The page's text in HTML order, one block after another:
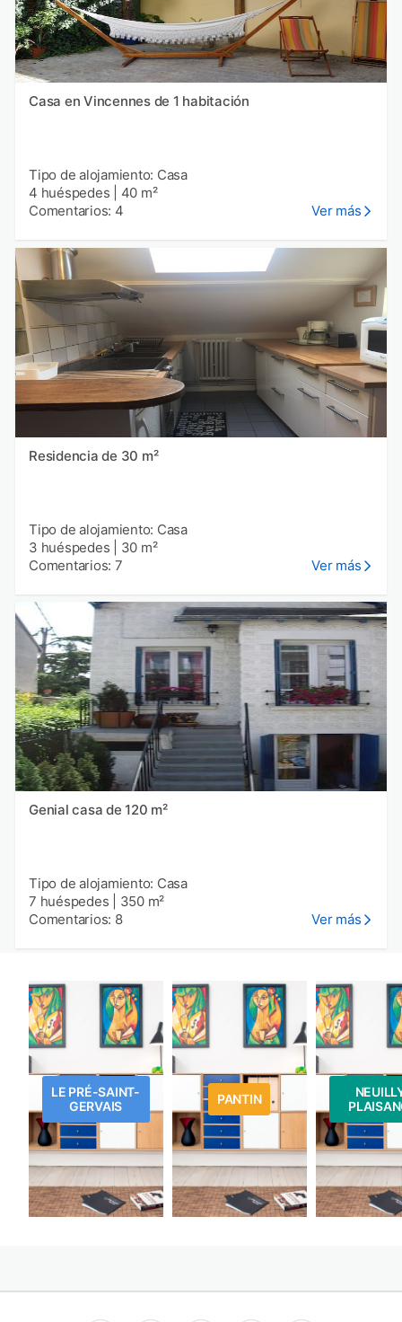
Casa en Vincennes de 1 habitación
Tipo de alojamiento: Casa
4 huéspedes
40 m²
Comentarios: 4
Ver más
Residencia de 30 m²
Tipo de alojamiento: Casa
3 huéspedes
30 m²
Comentarios: 7
Ver más
Genial casa de 120 m²
Tipo de alojamiento: Casa
7 huéspedes
350 m²
Comentarios: 8
Ver más
LE PRÉ-SAINT-
GERVAIS
PANTIN